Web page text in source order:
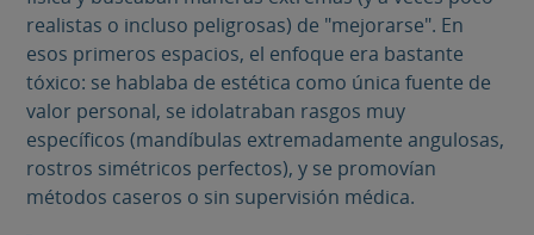
realistas o incluso peligrosas) de "mejorarse". En
esos primeros espacios, el enfoque era bastante
tóxico: se hablaba de estética como única fuente de
valor personal, se idolatraban rasgos muy
específicos (mandíbulas extremadamente angulosas,
rostros simétricos perfectos), y se promovían
métodos caseros o sin supervisión médica.